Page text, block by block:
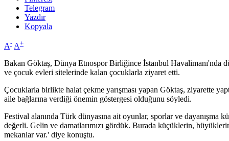
Telegram
Yazdır
Kopyala
A- A+
Bakan Göktaş, Dünya Etnospor Birliğince İstanbul Havalimanı'nda
ve çocuk evleri sitelerinde kalan çocuklarla ziyaret etti.
Çocuklarla birlikte halat çekme yarışması yapan Göktaş, ziyarette
aile bağlarına verdiği önemin göstergesi olduğunu söyledi.
Festival alanında Türk dünyasına ait oyunlar, sporlar ve dayanışma
değerli. Gelin ve damatlarımızı gördük. Burada küçüklerin,
mekanlar var.' diye konuştu.